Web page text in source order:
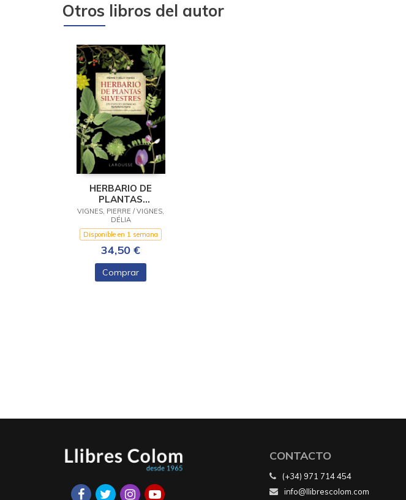
Otros libros del autor
HERBARIO DE
PLANTAS
SILVESTRES
VIGNES, PIERRE / VIGNES,
DÉLIA
Disponible en 1 semana
34,50 €
Comprar
CONTACTO
(+34) 971 714 454
info@llibrescolom.com